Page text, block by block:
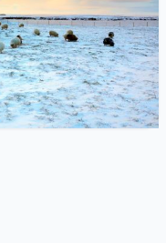
权流程和 PKCE 安全
验和安全最佳实践。